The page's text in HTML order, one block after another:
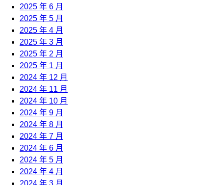
2025 年 6 月
2025 年 5 月
2025 年 4 月
2025 年 3 月
2025 年 2 月
2025 年 1 月
2024 年 12 月
2024 年 11 月
2024 年 10 月
2024 年 9 月
2024 年 8 月
2024 年 7 月
2024 年 6 月
2024 年 5 月
2024 年 4 月
2024 年 3 月